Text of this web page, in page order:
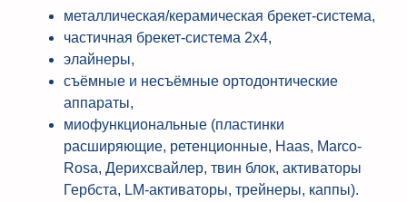
металлическая/керамическая брекет-система,
частичная брекет-система 2х4,
элайнеры,
съёмные и несъёмные ортодонтические
аппараты,
миофункциональные (пластинки
расширяющие, ретенционные, Haas, Marco-
Rosa, Дерихсвайлер, твин блок, активаторы
Гербста, LM-активаторы, трейнеры, каппы).